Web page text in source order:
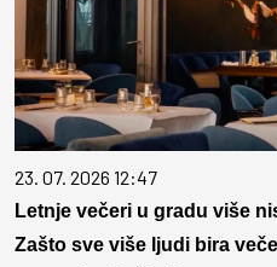
23. 07. 2026 12:47
Letnje večeri u gradu više
Zašto sve više ljudi bira